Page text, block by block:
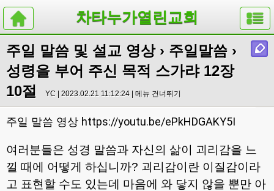
차타누가열린교회
주일 말씀 및 설교 영상› 주일말씀 ›
성령을 부어 주신 목적 스가랴 12장
10절
YC | 2023.02.21 11:12:24 | 메뉴 건너뛰기
주일 말씀 영상 https://youtu.be/ePkHDGAKY5I
여러분들은 성경 말씀과 자신의 삶이 괴리감을 느
낄 때에 어떻게 하십니까? 괴리감이란 이질감이라
고 표현할 수도 있는데 마음에 와 닿지 않을 뿐만 아